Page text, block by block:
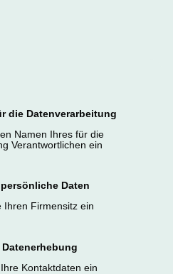
die Datenverarbeitung
Namen Ihres für die
Verantwortlichen ein
Daten
Ihren Firmensitz ein
Kontaktdaten ein